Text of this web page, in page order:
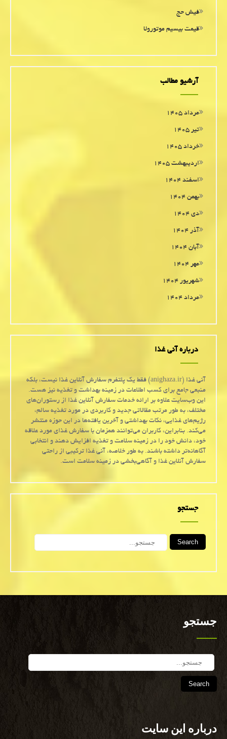
فیش حج
قیمت بیسیم موتورولا
آرشیو مطالب
مرداد ۱۴۰۵
تیر ۱۴۰۵
خرداد ۱۴۰۵
اردیبهشت ۱۴۰۵
اسفند ۱۴۰۴
بهمن ۱۴۰۴
دی ۱۴۰۴
آذر ۱۴۰۴
آبان ۱۴۰۴
مهر ۱۴۰۴
شهریور ۱۴۰۴
مرداد ۱۴۰۴
درباره آنی غذا
آنی غذا (anighaza.ir) فقط یک پلتفرم سفارش آنلاین غذا نیست، بلکه
منبعی جامع برای کسب اطلاعات در زمینه بهداشت و تغذیه نیز هست.
این وب‌سایت علاوه بر ارائه خدمات سفارش آنلاین غذا از رستوران‌های
مختلف، به طور مرتب مقالاتی جدید و کاربردی در مورد تغذیه سالم،
رژیم‌های غذایی، نکات بهداشتی و آخرین یافته‌ها در این حوزه منتشر
می‌کند. بنابراین، کاربران می‌توانند همزمان با سفارش غذای مورد علاقه
خود، دانش خود را در زمینه سلامت و تغذیه افزایش دهند و انتخابی
آگاهانه‌تر داشته باشند. به طور خلاصه، آنی غذا ترکیبی از راحتی
سفارش آنلاین غذا و آگاهی‌بخشی در زمینه سلامت است.
جستجو
Search
جستجو
Search
درباره این سایت